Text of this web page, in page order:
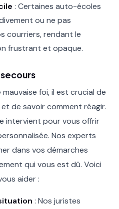
: Certaines auto-écoles
ou ne pas
courriers, rendant le
frustrant et opaque.
foi, il est crucial de
de savoir comment réagir.
intervient pour vous offrir
Nos experts
dans vos démarches
qui vous est dû. Voici
aider :
: Nos juristes